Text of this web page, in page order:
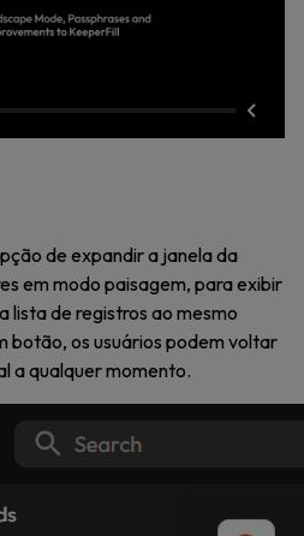
de expandir a janela da
em modo paisagem, para exibir
lista de registros ao mesmo
botão, os usuários podem voltar
a qualquer momento.